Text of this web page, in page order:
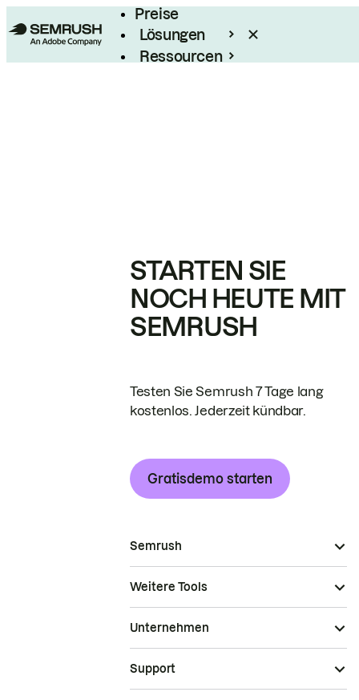
Preise
Lösungen
Ressourcen
STARTEN SIE
NOCH HEUTE MIT
SEMRUSH
Testen Sie Semrush 7 Tage lang
kostenlos. Jederzeit kündbar.
Gratisdemo starten
Semrush
Weitere Tools
Unternehmen
Support